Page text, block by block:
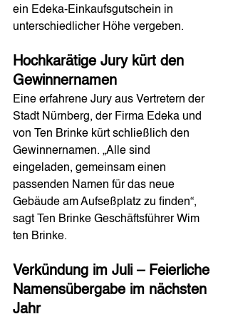
ein Edeka-Einkaufsgutschein in
unterschiedlicher Höhe vergeben.
Hochkarätige Jury kürt den
Gewinnernamen
Eine erfahrene Jury aus Vertretern der
Stadt Nürnberg, der Firma Edeka und
von Ten Brinke kürt schließlich den
Gewinnernamen. „Alle sind
eingeladen, gemeinsam einen
passenden Namen für das neue
Gebäude am Aufseßplatz zu finden“,
sagt Ten Brinke Geschäftsführer Wim
ten Brinke.
Verkündung im Juli – Feierliche
Namensübergabe im nächsten
Jahr